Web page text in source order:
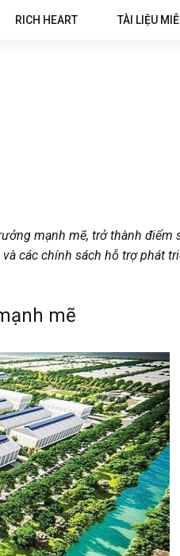
RICH HEART TÀI LIỆU
mạnh mẽ, trở thành điểm
các chính sách hỗ trợ phát
mẽ